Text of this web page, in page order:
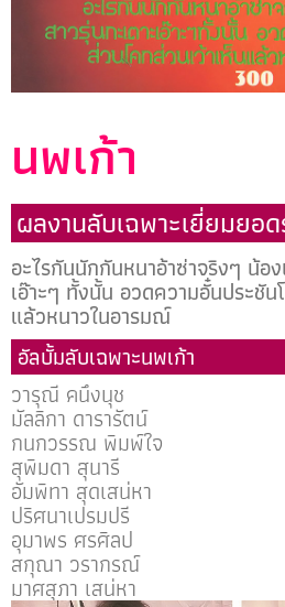
นพเก้า
ผลงานลับเฉพาะเยี่ยมยอ
อะไรกันนักกันหนาอ้าซ่าจริงๆ น้อ
เอ๊าะๆ ทั้งนั้น อวดความอั๋นประชัน
แล้วหนาวในอารมณ์
อัลบั้มลับเฉพาะนพเก้า
วารุณี คนึงนุช
มัลลิกา ดารารัตน์
กนกวรรณ พิมพ์ใจ
สุพิมดา สุนารี
อัมพิทา สุดเสน่หา
ปริศนาเปรมปรี
อุมาพร ศรศิลป
สกุณา วรากรณ์
มาศสุภา เสน่หา